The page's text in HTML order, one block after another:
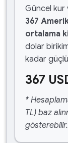
Güncel kur
367
ortalama
dolar
kadar
367
*
TL) baz
gösterebilir.